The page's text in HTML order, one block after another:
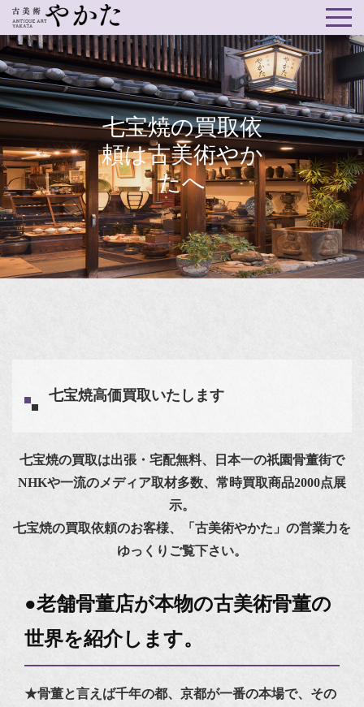
七宝焼の買取依
頼は古美術やか
たへ
七宝焼高価買取いたします
七宝焼の買取は出張・宅配無料、日本一の祇園骨董街で
NHKや一流のメディア取材多数、常時買取商品2000点展
示。
七宝焼の買取依頼のお客様、「古美術やかた」の営業力を
ゆっくりご覧下さい。
●老舗骨董店が本物の古美術骨董の
世界を紹介します。
★骨董と言えば千年の都、京都が一番の本場で、その